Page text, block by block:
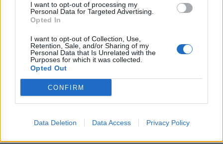
I want to opt-out of processing my
Personal Data for Targeted Advertising.
Opted In
I want to opt-out of Collection, Use,
Retention, Sale, and/or Sharing of my
Personal Data that Is Unrelated with the
Purposes for which it was collected.
Opted Out
CONFIRM
Data Deletion Data Access Privacy Policy
jim je tudi uspelo: do konca krvodajalske akcije je
darovalo kri več kot 120 krvodajalcev, tako da so
dosegli plemeniti cilj, zbrati 60 litrov krvi.
»Taborniki, tako kot krvodajalci, poosebljajo
pozitivne vrednote - humanost, solidarnost,
človečnost, skrbijo za naravo in zdrav način
življenja ter tako ustvarjajo boljši svet, saj so
vedno pripravljeni pomagati«,
meni Eva Bolha,